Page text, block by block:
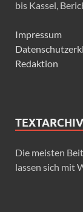
bis Kassel,
Impressum
Redaktion
Die meisten
lassen sich mit